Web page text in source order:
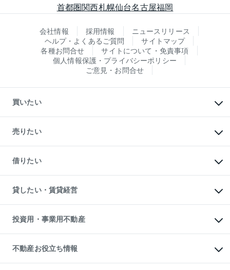
首都圏関西札幌仙台名古屋福岡
会社情報 採用情報
ニュースリリース
ヘルプ・よくあるご質問
サイトマップ
各種お問合せ
サイトについて・免責事項
個人情報保護・プライバシーポリシー
ご意見・お問合せ
買いたい
新築・分譲マンションの購入
中古マンションの購入
一戸建ての購入
中古一戸建ての購入
不動産購入の流れ
注目キーワード物件特集
購入ガイド
English 繁体中文簡体中文
売りたい
一戸建ての売却・査定
土地の売却・査定
スピードAI査定
不動産査定について
不動産売却の流れ
不動産買換えの流れ
売却ガイド
借りたい
オフィス・店舗の賃貸
借りるときの流れ
借りるガイド
貸したい・賃貸経営
マンション賃料データ
賃貸管理プラン
リロケーションについて
貸すガイド
投資用・事業用不動産
事業用不動産
マンション投資
投資用マンション
不動産お役立ち情報